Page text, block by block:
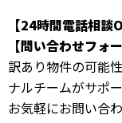
【24時間電話相
【問い合わせフォ
訳あり物件の可能
ナルチームがサポー
お気軽にお問い合